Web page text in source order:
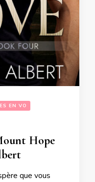
EN VO
Hope
que vous